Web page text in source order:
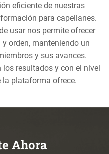
eficiente de nuestras
para capellanes.
usar nos permite ofrecer
orden, manteniendo un
y sus avances.
resultados y con el nivel
la plataforma ofrece.
Ahora